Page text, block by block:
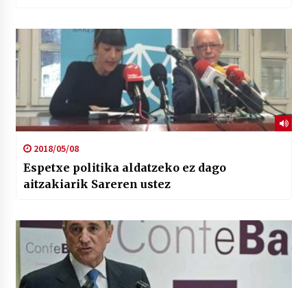
2018/05/08
Espetxe politika aldatzeko ez dago
aitzakiarik Sareren ustez